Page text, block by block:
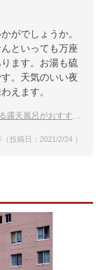
がでしょうか。
といっても万座
ます。お湯も硫
。天気のいい夜
えます。
おすすめのお宿はありますか。
投稿日：2021/2/24 ）